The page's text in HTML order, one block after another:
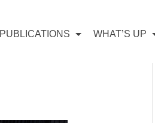
PUBLICATIONS WHAT’S UP